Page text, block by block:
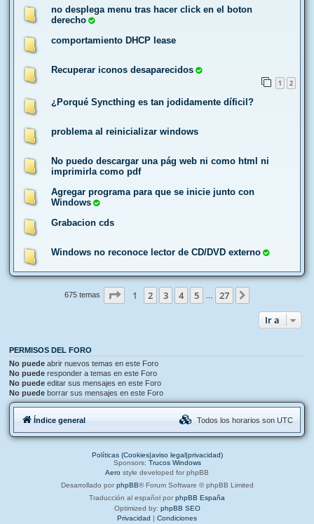
no desplega menu tras hacer click en el boton
derecho
comportamiento DHCP lease
Recuperar iconos desaparecidos
1 2
¿Porqué Syncthing es tan jodidamente díficil?
problema al reinicializar windows
No puedo descargar una pág web ni como html ni
imprimirla como pdf
Agregar programa para que se inicie junto con
Windows
Grabacion cds
Windows no reconoce lector de CD/DVD externo
675 temas Página de 27
1 2 3 4 5 27
Ir a
PERMISOS DEL FORO
No puede abrir nuevos temas en este Foro
No puede responder a temas en este Foro
No puede editar sus mensajes en este Foro
No puede borrar sus mensajes en este Foro
Índice general Todos los horarios son UTC
Políticas (Cookies|aviso legal|privacidad)
Sponsors: Trucos Windows
Aero style developed for phpBB
Desarrollado por phpBB® Forum Software © phpBB Limited
Traducción al español por phpBB España
Optimized by: phpBB SEO
Privacidad | Condiciones